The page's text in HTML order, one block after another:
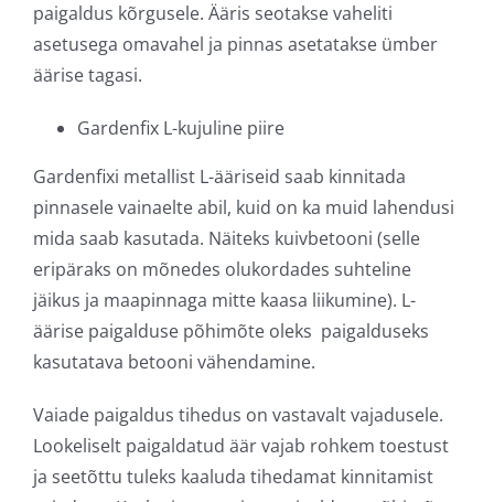
paigaldus kõrgusele. Ääris seotakse vaheliti
asetusega omavahel ja pinnas asetatakse ümber
äärise tagasi.
Gardenfix L-kujuline piire
Gardenfixi metallist L-ääriseid saab kinnitada
pinnasele vainaelte abil, kuid on ka muid lahendusi
mida saab kasutada. Näiteks kuivbetooni (selle
eripäraks on mõnedes olukordades suhteline
jäikus ja maapinnaga mitte kaasa liikumine). L-
äärise paigalduse põhimõte oleks paigalduseks
kasutatava betooni vähendamine.
Vaiade paigaldus tihedus on vastavalt vajadusele.
Lookeliselt paigaldatud äär vajab rohkem toestust
ja seetõttu tuleks kaaluda tihedamat kinnitamist